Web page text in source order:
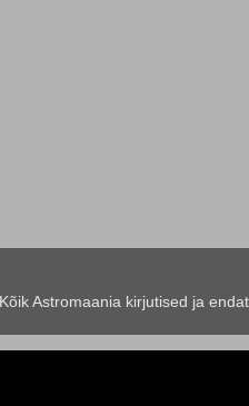
Kõik Astromaania kirjutised ja